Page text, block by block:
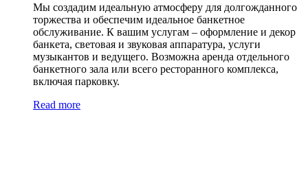
Мы создадим идеальную атмосферу для долгожданного
торжества и обеспечим идеальное банкетное
обслуживание. К вашим услугам – оформление и декор
банкета, световая и звуковая аппаратура, услуги
музыкантов и ведущего. Возможна аренда отдельного
банкетного зала или всего ресторанного комплекса,
включая парковку.
Read more